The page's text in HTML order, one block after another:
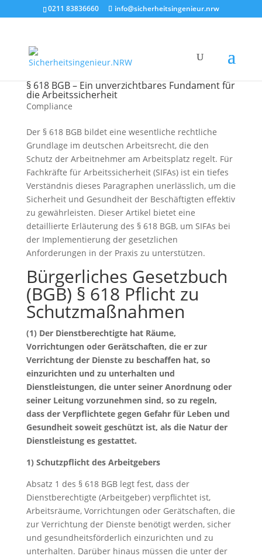
0211 83836660 info@sicherheitsingenieur.nrw
§ 618 BGB – Ein unverzichtbares Fundament für
die Arbeitssicherheit
Compliance
Der § 618 BGB bildet eine wesentliche rechtliche
Grundlage im deutschen Arbeitsrecht, die den
Schutz der Arbeitnehmer am Arbeitsplatz regelt. Für
Fachkräfte für Arbeitssicherheit (SIFAs) ist ein tiefes
Verständnis dieses Paragraphen unerlässlich, um die
Sicherheit und Gesundheit der Beschäftigten effektiv
zu gewährleisten. Dieser Artikel bietet eine
detaillierte Erläuterung des § 618 BGB, um SIFAs bei
der Implementierung der gesetzlichen
Anforderungen in der Praxis zu unterstützen.
Bürgerliches Gesetzbuch
(BGB) § 618 Pflicht zu
Schutzmaßnahmen
(1) Der Dienstberechtigte hat Räume,
Vorrichtungen oder Gerätschaften, die er zur
Verrichtung der Dienste zu beschaffen hat, so
einzurichten und zu unterhalten und
Dienstleistungen, die unter seiner Anordnung oder
seiner Leitung vorzunehmen sind, so zu regeln,
dass der Verpflichtete gegen Gefahr für Leben und
Gesundheit soweit geschützt ist, als die Natur der
Dienstleistung es gestattet.
1) Schutzpflicht des Arbeitgebers
Absatz 1 des § 618 BGB legt fest, dass der
Dienstberechtigte (Arbeitgeber) verpflichtet ist,
Arbeitsräume, Vorrichtungen oder Gerätschaften, die
zur Verrichtung der Dienste benötigt werden, sicher
und gesundheitsförderlich einzurichten und zu
unterhalten. Darüber hinaus müssen die unter der